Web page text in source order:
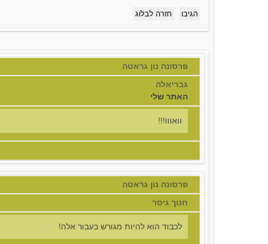
הגיבו חזרה לבלוג
פרסונה נון גראטה
גבריאלה
האתר שלי
וואווו!!!
פרסונה נון גראטה
חנוך גיסר
לכבוד הוא להיות מגורש בעבור אלה!